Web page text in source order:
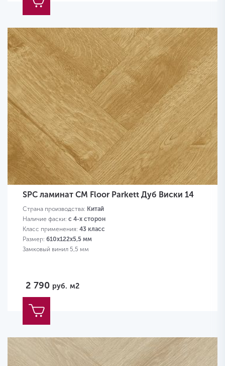
SPC ламинат CM Floor Parkett Дуб Виски 14
Страна производства: Китай
Наличие фаски: с 4-х сторон
Класс применения: 43 класс
Размер: 610х122х5,5 мм
Замковый винил 5,5 мм
2 790 руб. м2